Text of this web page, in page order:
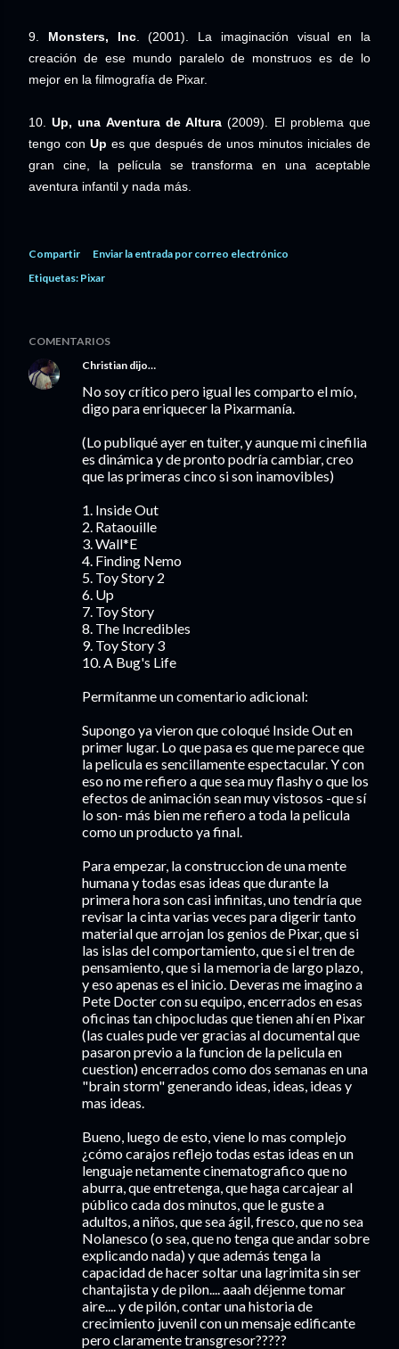
9. Monsters, Inc. (2001). La imaginación visual en la
creación de ese mundo paralelo de monstruos es de lo
mejor en la filmografía de Pixar.
10.Up, una Aventura de Altura (2009). El problema que
tengo con Up es que después de unos minutos iniciales de
gran cine, la película se transforma en una aceptable
aventura infantil y nada más.
Compartir
Enviar la entrada por correo electrónico
Etiquetas: Pixar
COMENTARIOS
Christian dijo…
No soy crítico pero igual les comparto el mío,
digo para enriquecer la Pixarmanía.
(Lo publiqué ayer en tuiter, y aunque mi cinefilia
es dinámica y de pronto podría cambiar, creo
que las primeras cinco si son inamovibles)
1. Inside Out
2. Rataouille
3. Wall*E
4. Finding Nemo
5. Toy Story 2
6. Up
7. Toy Story
8. The Incredibles
9. Toy Story 3
10. A Bug's Life
Permítanme un comentario adicional:
Supongo ya vieron que coloqué Inside Out en
primer lugar. Lo que pasa es que me parece que
la pelicula es sencillamente espectacular. Y con
eso no me refiero a que sea muy flashy o que los
efectos de animación sean muy vistosos -que sí
lo son- más bien me refiero a toda la pelicula
como un producto ya final.
Para empezar, la construccion de una mente
humana y todas esas ideas que durante la
primera hora son casi infinitas, uno tendría que
revisar la cinta varias veces para digerir tanto
material que arrojan los genios de Pixar, que si
las islas del comportamiento, que si el tren de
pensamiento, que si la memoria de largo plazo,
y eso apenas es el inicio. Deveras me imagino a
Pete Docter con su equipo, encerrados en esas
oficinas tan chipocludas que tienen ahí en Pixar
(las cuales pude ver gracias al documental que
pasaron previo a la funcion de la pelicula en
cuestion) encerrados como dos semanas en una
"brain storm" generando ideas, ideas, ideas y
mas ideas.
Bueno, luego de esto, viene lo mas complejo
¿cómo carajos reflejo todas estas ideas en un
lenguaje netamente cinematografico que no
aburra, que entretenga, que haga carcajear al
público cada dos minutos, que le guste a
adultos, a niños, que sea ágil, fresco, que no sea
Nolanesco (o sea, que no tenga que andar sobre
explicando nada) y que además tenga la
capacidad de hacer soltar una lagrimita sin ser
chantajista y de pilon.... aaah déjenme tomar
aire.... y de pilón, contar una historia de
crecimiento juvenil con un mensaje edificante
pero claramente transgresor?????